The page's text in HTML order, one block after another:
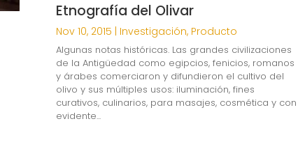
Etnografía del Olivar
Nov 10, 2015 | Investigación, Producto
Algunas notas históricas. Las grandes civilizaciones
de la Antigüedad como egipcios, fenicios, romanos
y árabes comerciaron y difundieron el cultivo del
olivo y sus múltiples usos: iluminación, fines
curativos, culinarios, para masajes, cosmética y con
evidente...